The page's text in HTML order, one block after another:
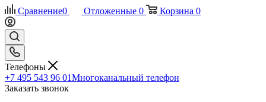
Сравнение0 Отложенные 0 Корзина 0
Телефоны
+7 495 543 96 01Многоканальный телефон
Заказать звонок